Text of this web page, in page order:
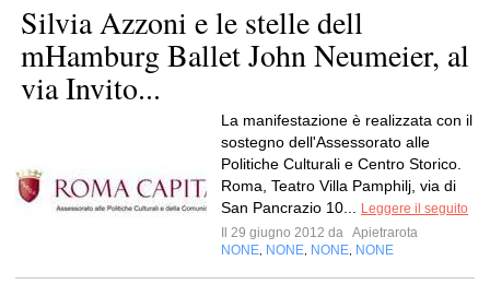
Silvia Azzoni e le stelle dell
mHamburg Ballet John Neumeier, al
via Invito...
La manifestazione è realizzata con il
sostegno dell'Assessorato alle
Politiche Culturali e Centro Storico.
Roma, Teatro Villa Pamphilj, via di
San Pancrazio 10...
Leggere il seguito
Il 29 giugno 2012 da Apietrarota
NONE NONE NONE NONE